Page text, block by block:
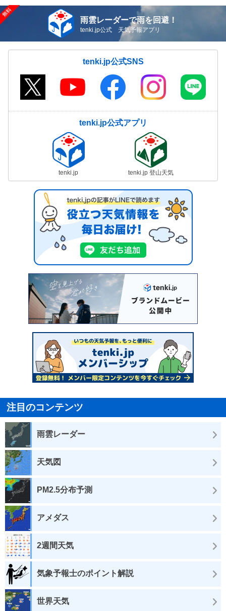
雨雲レーダーで雨を回避！
tenki.jp公式 天気予報アプリ
tenki.jp公式SNS
tenki.jp公式アプリ
tenki.jp tenki.jp 登山天気
注目のコンテンツ
雨雲レーダー
天気図
PM2.5分布予測
アメダス
2週間天気
気象予報士のポイント解説
世界天気